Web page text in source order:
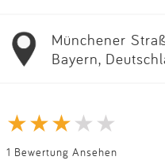
Münchener
Bayern,
1 Bewertung Ansehen